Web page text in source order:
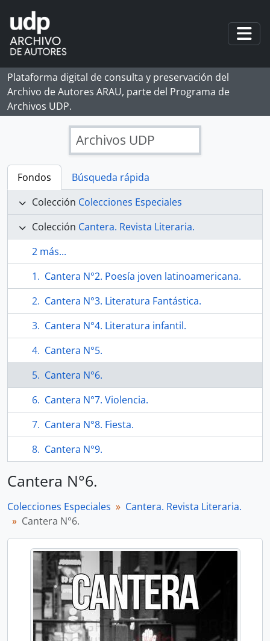
Skip to main content
Plataforma digital de consulta y preservación del
Archivo de Autores ARAU, parte del Programa de
Archivos UDP.
Archivos UDP
Fondos
Búsqueda rápida
Colección Colecciones Especiales
Colección Cantera. Revista Literaria.
2 más...
Cantera N°2. Poesía joven latinoamericana.
Cantera N°3. Literatura Fantástica.
Cantera N°4. Literatura infantil.
Cantera N°5.
Cantera N°6.
Cantera N°7. Violencia.
Cantera N°8. Fiesta.
Cantera N°9.
Cantera N°6.
Colecciones Especiales
Cantera. Revista Literaria.
Cantera N°6.